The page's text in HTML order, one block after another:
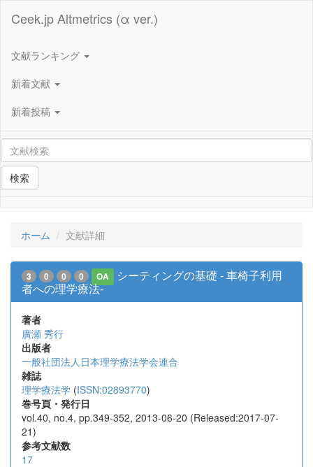
Ceek.jp Altmetrics (α ver.)
文献ランキング
新着文献
新着投稿
検索
ホーム 文献詳細
3 0 0 0 OA
シーティングの基礎 - 車椅子利用
者への理学療法-
著者
廣瀬 秀行
出版者
一般社団法人日本理学療法学会連合
雑誌
理学療法学 (ISSN:02893770)
巻号頁・発行日
vol.40, no.4, pp.349-352, 2013-06-20 (Released:2017-07-
21)
参考文献数
17